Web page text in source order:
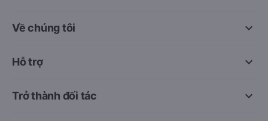
keyboard_arrow_down
Về chúng tôi
keyboard_arrow_down
Hỗ trợ
keyboard_arrow_down
Trở thành đối tác